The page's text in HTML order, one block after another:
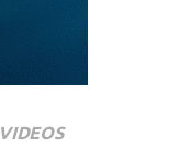
VIDEOS